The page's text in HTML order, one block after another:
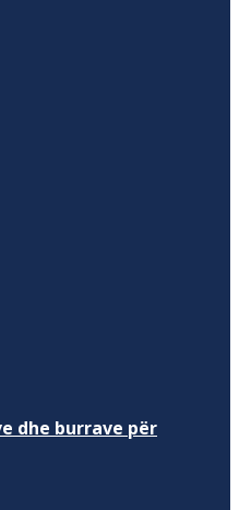
dhe burrave për